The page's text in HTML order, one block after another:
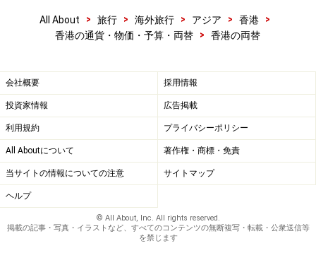
銀行の場合、両替1回あたりにいくらという手数料設定
をしていることもあり、小額の両替の際は不利になるこ
応じるというところもあります。
カードを使ってATMから直接香港ドルを引き出す場合、
キャッシングという扱いになるため手数料と金利がかか
りますが、それを考慮しても、レートは比較的良い方で
す。
為替相場は日々変動しているため、為替相場が閉まって
いる夜間や休日は相場の変動リスク回避のためレートを
All About > 旅行 > 海外旅行 > アジア > 香港
>
香港の通貨・物価・予算・両替
> 香港の両替
会社概要 採用情報
投資家情報 広告掲載
利用規約 プライバシーポリシー
All Aboutについて 著作権・商標・免責
当サイトの情報についての注意 サイトマップ
ヘルプ
© All About, Inc. All rights reserved.
掲載の記事・写真・イラストなど、すべてのコンテンツの無断複写・転載・公衆送信等
を禁じます